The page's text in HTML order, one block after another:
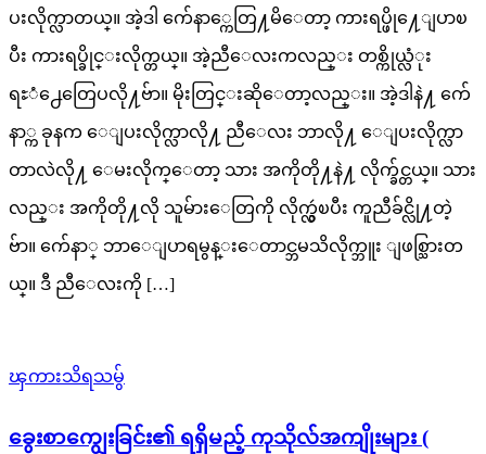
ပးလိုက္လာတယ္။ အဲ့ဒါ က်ေနာ္ကေတြ႔မိေတာ့ ကားရပ္ဖို႔ေျပာၿ
ပီး ကားရပ္ခိုင္းလိုက္တယ္။ အဲ့ညီေလးကလည္း တစ္ကိုယ္လံုး
ရႊံ႕ေတြေပလို႔ဗ်ာ။ မိုးတြင္းဆိုေတာ့လည္း။ အဲ့ဒါနဲ႔ က်ေ
နာ္က ခုနက ေျပးလိုက္လာလို႔ ညီေလး ဘာလို႔ ေျပးလိုက္လာ
တာလဲလို႔ ေမးလိုက္ေတာ့ သား အကိုတို႔နဲ႔ လိုက္ခ်င္တယ္။ သား
လည္း အကိုတို႔လို သူမ်ားေတြကို လိုက္လွဴၿပီး ကူညီခ်င္လို႔တဲ့
ဗ်ာ။ က်ေနာ္ ဘာေျပာရမွန္းေတာင္ဘမသိလိုက္ဘူး ျဖစ္သြားတ
ယ္။ ဒီ ညီေလးကို […]
ၾကားသိရသမွ်
ခွေးစာကျွေးခြင်း၏ ရရှိမည့် ကုသိုလ်အကျိုးများ (